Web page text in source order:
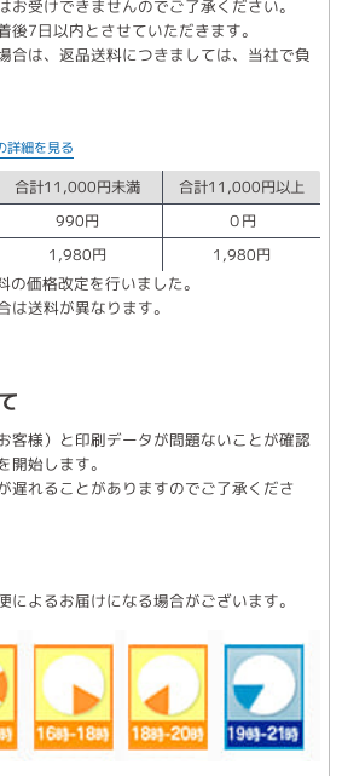
お受けできませんのでご了承ください。
後7日以内とさせていただきます。
合は、返品送料につきましては、当社で負
詳細を見る
合計11,000円未満
合計11,000円以上
990円
０円
1,980円 1,980円
価格改定を行いました。
送料が異なります。
客様）と印刷データが問題ないことが確認
開始します。
遅れることがありますのでご了承くださ
よるお届けになる場合がございます。